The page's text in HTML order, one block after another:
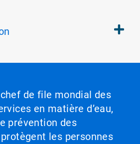
de file mondial des
en matière d’eau,
prévention des
les personnes